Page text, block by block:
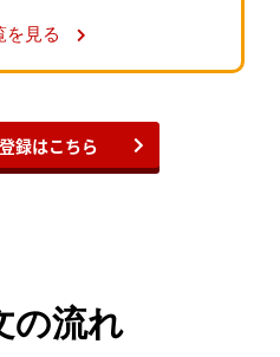
を見る
録はこちら
の流れ